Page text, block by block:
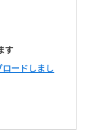
す
ードしまし